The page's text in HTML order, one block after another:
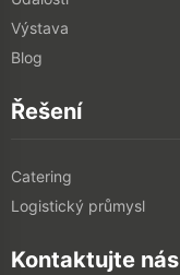
Výstava
Blog
Řešení
Catering
Logistický průmysl
Kontaktujte nás